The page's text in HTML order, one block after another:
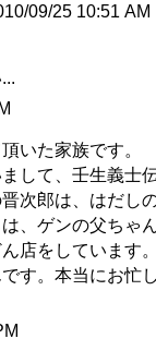
09/25 10:51 AM
いた家族です。
して、壬生義士
次郎は、はだし
、ゲンの父ちゃ
店をしています
す。本当にお忙